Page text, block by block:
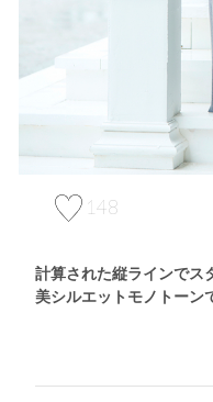
148
計算された縦ラインでス
美シルエットモノトーン